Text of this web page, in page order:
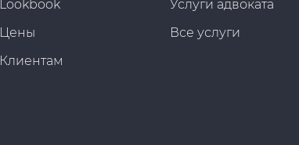
Lookbook
Цены
Клиентам
Услуги адвоката
Все услуги